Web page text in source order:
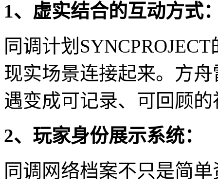
1、虚实结合的互动方式
同调计划
现实场景连接起来。方
遇变成可记录、可回顾
2、玩家身份展示系统：
同调网络档案不只是简